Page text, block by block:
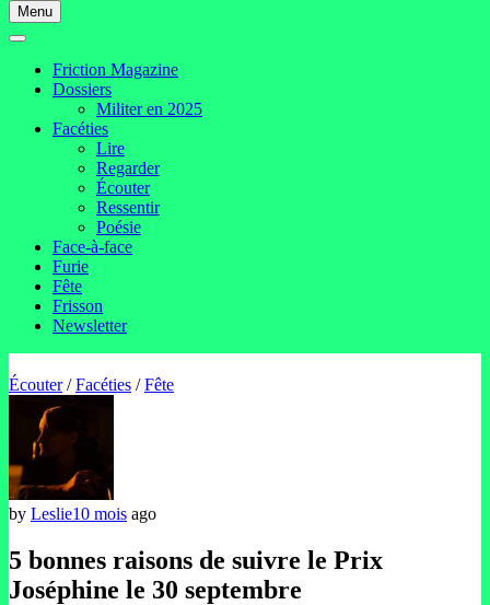
Menu
Friction Magazine
Dossiers
Militer en 2025
Facéties
Lire
Regarder
Écouter
Ressentir
Poésie
Face-à-face
Furie
Fête
Frisson
Newsletter
Écouter/Facéties /Fête
by Leslie10 mois ago
5 bonnes raisons de suivre le Prix
Joséphine le 30 septembre